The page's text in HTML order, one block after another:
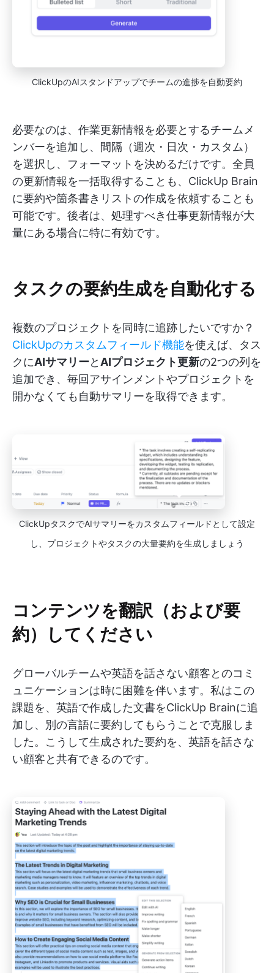
ClickUpのAIスタンドアップでチームの進捗を自動要約
必要なのは、作業更新情報を必要とするチームメ
ンバーを追加し、間隔（週次・日次・カスタム）
を選択し、フォーマットを決めるだけです。全員
の更新情報を一括取得することも、ClickUp Brain
に要約や箇条書きリストの作成を依頼することも
可能です。後者は、処理すべき仕事更新情報が大
量にある場合に特に有効です。
タスクの要約生成を自動化する
複数のプロジェクトを同時に追跡したいですか？
ClickUpのカスタムフィールド機能を使えば、タス
クにAIサマリーと AIプロジェクト更新の2つの列を
追加でき、毎回アサインメントやプロジェクトを
開かなくても自動サマリーを取得できます。
ClickUpタスクでAIサマリーをカスタムフィールドとして設定
し、プロジェクトやタスクの大量要約を生成しましょう
コンテンツを翻訳（および要
約）してください
グローバルチームや英語を話さない顧客とのコミ
ュニケーションは時に困難を伴います。私はこの
課題を、英語で作成した文書をClickUp Brainに追
加し、別の言語に要約してもらうことで克服しま
した。こうして生成された要約を、英語を話さな
い顧客と共有できるのです。